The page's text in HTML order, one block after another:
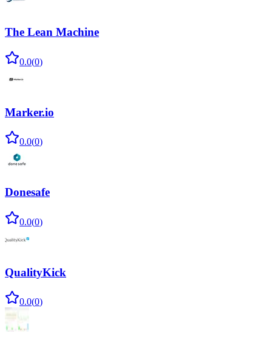
The Lean Machine
0.0(0)
Marker.io
0.0(0)
Donesafe
0.0(0)
QualityKick
0.0(0)